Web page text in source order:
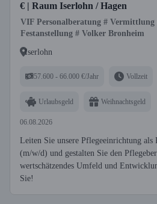
€ | Raum Iserlohn / Hagen
VIF Personalberatung # Vermittlung
Festanstellung # Volker Bronheim
Iserlohn
57.600 - 66.000 €/Jahr Vollzeit
Urlaubsgeld Weihnachtsgeld
06.08.2026
Leiten Sie unsere Pflegeeinrichtung als
(m/w/d) und gestalten Sie den
wertschätzendes Umfeld und
Sie!